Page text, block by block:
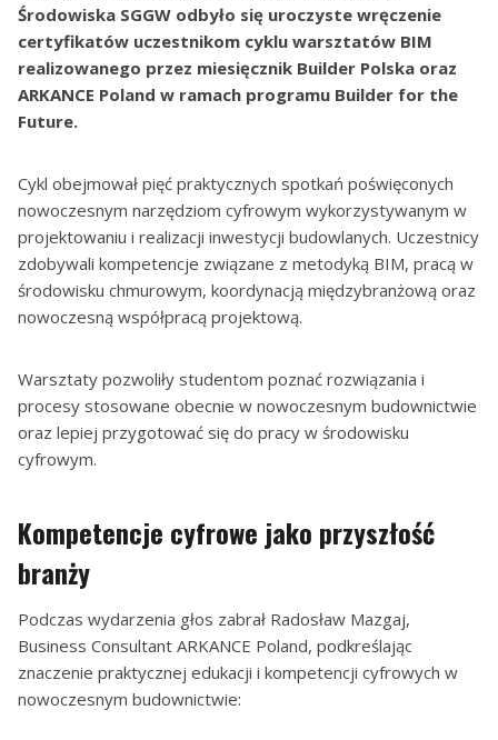
Środowiska SGGW odbyło się uroczyste wręczenie
certyfikatów uczestnikom cyklu warsztatów BIM
realizowanego przez miesięcznik Builder Polska oraz
ARKANCE Poland w ramach programu Builder for the
Future.
Cykl obejmował pięć praktycznych spotkań poświęconych
nowoczesnym narzędziom cyfrowym wykorzystywanym w
projektowaniu i realizacji inwestycji budowlanych. Uczestnicy
zdobywali kompetencje związane z metodyką BIM, pracą w
środowisku chmurowym, koordynacją międzybranżową oraz
nowoczesną współpracą projektową.
Warsztaty pozwoliły studentom poznać rozwiązania i
procesy stosowane obecnie w nowoczesnym budownictwie
oraz lepiej przygotować się do pracy w środowisku
cyfrowym.
Kompetencje cyfrowe jako przyszłość
branży
Podczas wydarzenia głos zabrał Radosław Mazgaj,
Business Consultant ARKANCE Poland, podkreślając
znaczenie praktycznej edukacji i kompetencji cyfrowych w
nowoczesnym budownictwie: